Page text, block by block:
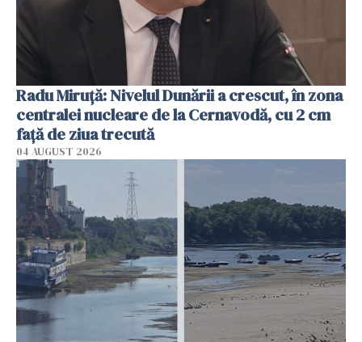
Radu Miruţă: Nivelul Dunării a crescut, în zona
centralei nucleare de la Cernavodă, cu 2 cm
faţă de ziua trecută
04 AUGUST 2026